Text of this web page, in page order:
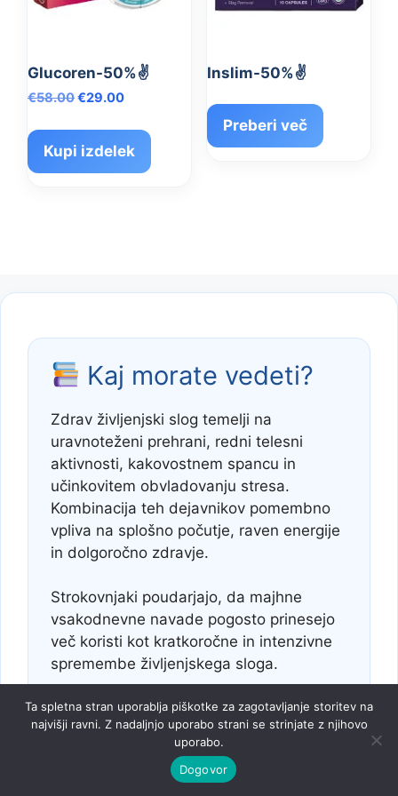
Glucoren-50%✌️
€58.00Izvirna
je
bila:
€58.00.
€29.00Trenutna
je:
€29.00.
Kupi izdelek
Inslim-50%✌️
Preberi več
Kaj morate vedeti?
Zdrav življenjski slog temelji na
uravnoteženi prehrani, redni telesni
aktivnosti, kakovostnem spancu in
učinkovitem obvladovanju stresa.
Kombinacija teh dejavnikov pomembno
vpliva na splošno počutje, raven energije
in dolgoročno zdravje.
Strokovnjaki poudarjajo, da majhne
vsakodnevne navade pogosto prinesejo
več koristi kot kratkoročne in intenzivne
spremembe življenjskega sloga.
Ta spletna stran uporablja piškotke za zagotavljanje storitev na
najvišji ravni. Z nadaljnjo uporabo strani se strinjate z njihovo
uporabo.
Dogovor